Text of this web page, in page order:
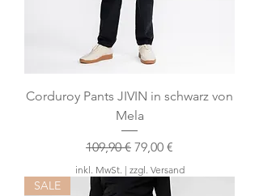
Corduroy Pants JIVIN in schwarz von
Mela
Standardpreis
109,90 € Sale-Preis
79,00 €
inkl. MwSt. | zzgl. Versand
SALE